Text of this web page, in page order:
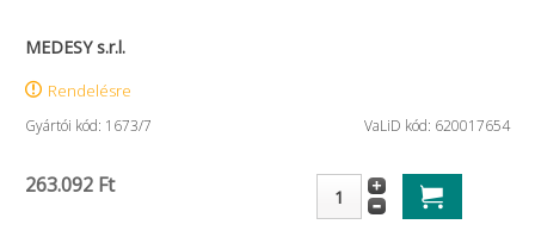
MEDESY s.r.l.
Rendelésre
Gyártói kód: 1673/7 VaLiD kód: 620017654
263.092 Ft